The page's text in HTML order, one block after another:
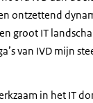
ontzettend
groot IT
van IVD mijn
in het IT